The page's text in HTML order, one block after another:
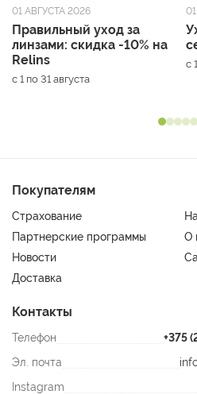
01 АВГУСТА 2026
Правильный уход за
линзами: скидка -10% на
Relins
с 1 по 31 августа
с
Покупателям
Страхование
Партнерские программы
О
Новости
Доставка
Контакты
Телефон
+375
Эл. почта
Instagram